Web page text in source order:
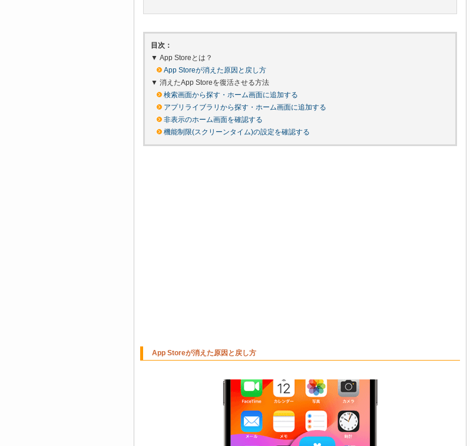
目次：
▼ App Storeとは？
App Storeが消えた原因と戻し方
▼ 消えたApp Storeを復活させる方法
検索画面から探す・ホーム画面に追加する
アプリライブラリから探す・ホーム画面に追加する
非表示のホーム画面を確認する
機能制限(スクリーンタイム)の設定を確認する
App Storeが消えた原因と戻し方